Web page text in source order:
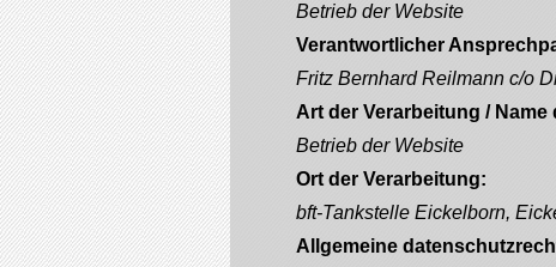
Betrieb der Website
Verantwortlicher
Fritz Bernhard Reilmann c/o
Art der Verarbeitung /
Betrieb der Website
Ort der Verarbeitung:
bft-Tankstelle Eickelborn,
Allgemeine